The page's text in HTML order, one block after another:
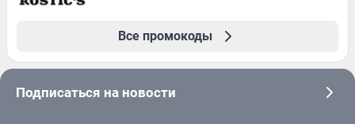
Все промокоды
Подписаться на новости